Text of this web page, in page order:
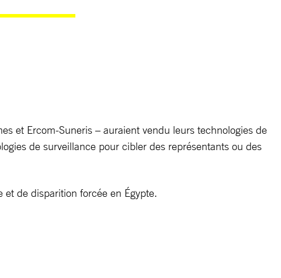
et Ercom-Suneris – auraient vendu leurs technologies de
de surveillance pour cibler des représentants ou des
de disparition forcée en Égypte.